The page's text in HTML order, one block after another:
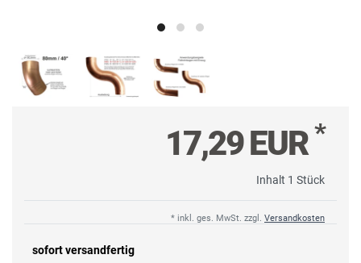
17,29 EUR*
Inhalt 1 Stück
* inkl. ges. MwSt. zzgl. Versandkosten
sofort versandfertig